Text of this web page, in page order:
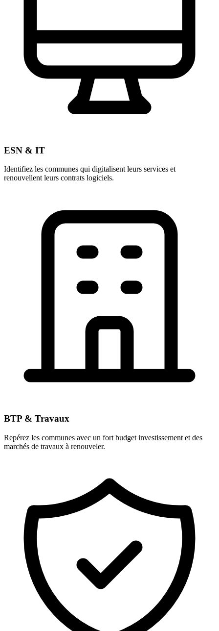
ESN & IT
Identifiez les communes qui digitalisent leurs services et
renouvellent leurs contrats logiciels.
BTP & Travaux
Repérez les communes avec un fort budget investissement et des
marchés de travaux à renouveler.